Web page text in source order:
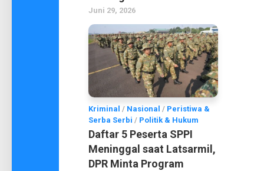
Juni 29, 2026
Kriminal / Nasional / Peristiwa &
Serba Serbi / Politik & Hukum
Daftar 5 Peserta SPPI
Meninggal saat Latsarmil,
DPR Minta Program